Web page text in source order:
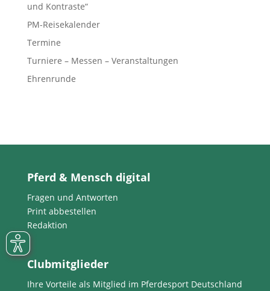
und Kontraste“
PM-Reisekalender
Termine
Turniere – Messen – Veranstaltungen
Ehrenrunde
Pferd & Mensch digital
Fragen und Antworten
Print abbestellen
Redaktion
Clubmitglieder
Ihre Vorteile als Mitglied im Pferdesport Deutschland